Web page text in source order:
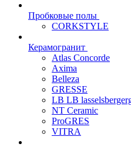
Пробковые полы
CORKSTYLE
Керамогранит
Atlas Concorde
Axima
Belleza
GRESSE
LB LB
NT Ceramic
ProGRES
VITRA